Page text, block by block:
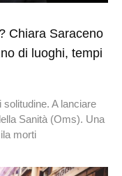
Chiara Saraceno
di luoghi, tempi
A lanciare
Sanità (Oms). Una
morti